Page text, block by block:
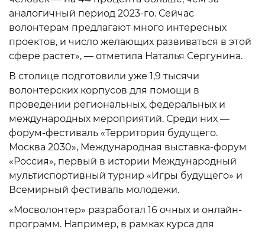
аналогичный период 2023-го. Сейчас
волонтерам предлагают много интересных
проектов, и число желающих развиваться в этой
сфере растет», — отметила Наталья Сергунина.
В столице подготовили уже 1,9 тысячи
волонтерских корпусов для помощи в
проведении региональных, федеральных и
международных мероприятий. Среди них —
форум-фестиваль «Территория будущего.
Москва 2030», Международная выставка-форум
«Россия», первый в истории Международный
мультиспортивный турнир «Игры будущего» и
Всемирный фестиваль молодежи.
«Мосволонтер» разработал 16 очных и онлайн-
программ. Например, в рамках курса для